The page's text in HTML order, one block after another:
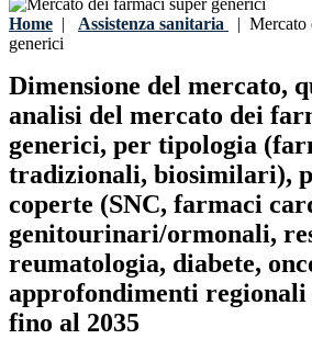
Home | Assistenza sanitaria | Mercato
generici
Dimensione del mercato,
analisi del mercato dei
generici, per tipologia
tradizionali, biosimilari),
coperte (SNC, farmaci
genitourinari/ormonali,
reumatologia, diabete,
approfondimenti regionali
fino al 2035